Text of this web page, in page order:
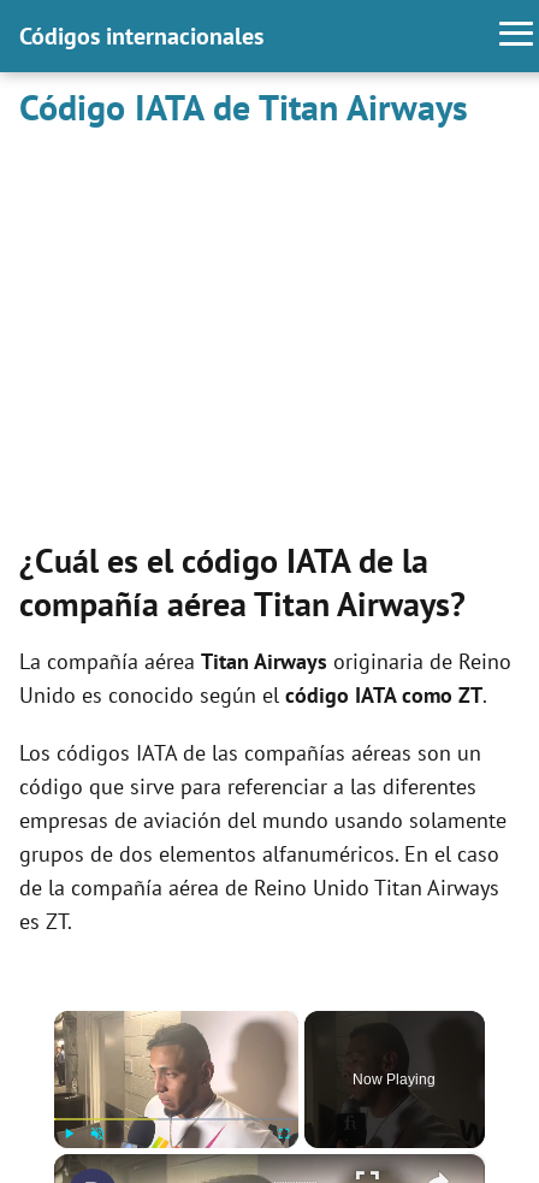
Códigos internacionales
Código IATA de Titan Airways
¿Cuál es el código IATA de la
compañía aérea Titan Airways?
La compañía aérea Titan Airways originaria de Reino
Unido es conocido según el código IATA como ZT.
Los códigos IATA de las compañías aéreas son un
código que sirve para referenciar a las diferentes
empresas de aviación del mundo usando solamente
grupos de dos elementos alfanuméricos. En el caso
de la compañía aérea de Reino Unido Titan Airways
es ZT.
×
Now Playing
×